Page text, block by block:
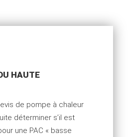
HAUTE
de pompe à chaleur
déterminer s’il est
une PAC « basse